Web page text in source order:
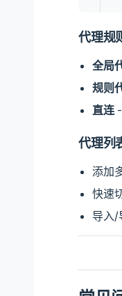
代理规
全局
规则
直连-
代理列
添加
快速
导入/